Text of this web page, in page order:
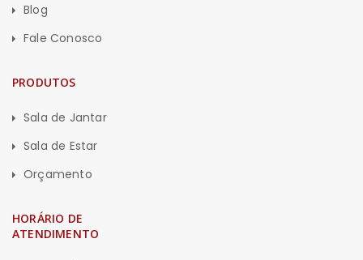
Blog
Fale Conosco
PRODUTOS
Sala de Jantar
Sala de Estar
Orçamento
HORÁRIO DE
ATENDIMENTO